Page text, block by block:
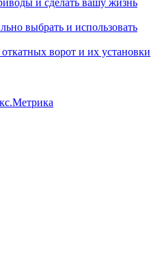
выбрать и использовать
ворот и их установки